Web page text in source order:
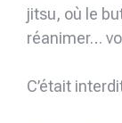
jitsu, où le
réanimer…
C’était